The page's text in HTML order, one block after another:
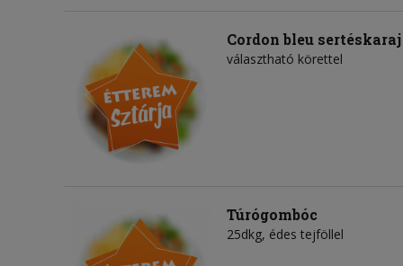
Cordon bleu sertéskaraj
választható körettel
Túrógombóc
25dkg, édes tejföllel